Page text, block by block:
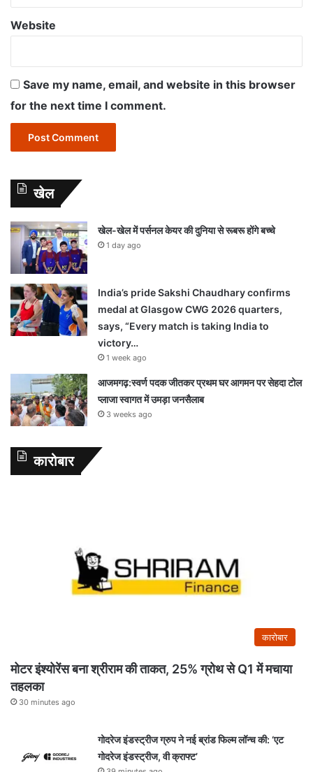
Website
Save my name, email, and website in this browser
for the next time I comment.
खेल
खेल-खेल में पर्सनल केयर की दुनिया से रूबरू होंगे बच्चे
1 day ago
India’s pride Sakshi Chaudhary confirms
medal at Glasgow CWG 2026 quarters,
says, “Every match is taking India to
victory…
1 week ago
आजमगढ़:स्वर्ण पदक जीतकर प्रथम घर आगमन पर सेहदा टोल
प्लाजा स्वागत में उमड़ा जनसैलाब
3 weeks ago
कारोबार
कारोबार
मोटर इंश्योरेंस बना श्रीराम की ताकत, 25% ग्रोथ से Q1 में मचाया
तहलका
30 minutes ago
गोदरेज इंडस्ट्रीज ग्रुप ने नई ब्रांड फिल्म लॉन्च की: ‘एट
गोदरेज इंडस्ट्रीज, वी क्राफ्ट’